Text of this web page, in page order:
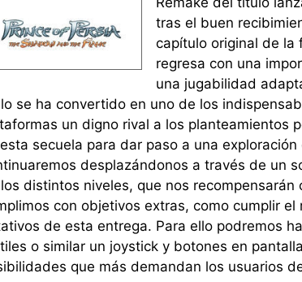
tras el buen
capítulo original de la
regresa con una
una jugabilidad
se ha convertido en uno de los
un digno rival a los planteamientos
secuela para dar paso a una
desplazándonos a través de un
distintos niveles, que nos recompensarán
con objetivos extras, como cumplir
de esta entrega. Para ello podremos
o similar un joystick y botones en
que más demandan los usuarios